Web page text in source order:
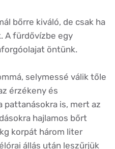
bőrre kiváló, de csak ha
A fürdővízbe egy
öntünk.
selymessé válik tőle
érzékeny és
pattanásokra is, mert az
hajlamos bőrt
korpát három liter
állás után leszűrjük